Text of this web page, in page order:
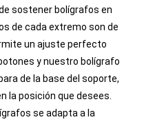
sostener bolígrafos en
de cada extremo son de
un ajuste perfecto
y nuestro bolígrafo
de la base del soporte,
la posición que desees.
se adapta a la